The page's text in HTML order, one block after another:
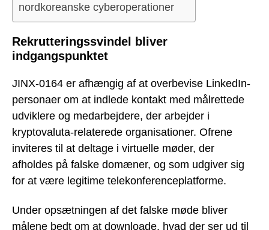
nordkoreanske cyberoperationer
Rekrutteringssvindel bliver
indgangspunktet
JINX-0164 er afhængig af at overbevise LinkedIn-
personaer om at indlede kontakt med målrettede
udviklere og medarbejdere, der arbejder i
kryptovaluta-relaterede organisationer. Ofrene
inviteres til at deltage i virtuelle møder, der
afholdes på falske domæner, og som udgiver sig
for at være legitime telekonferenceplatforme.
Under opsætningen af det falske møde bliver
målene bedt om at downloade, hvad der ser ud til